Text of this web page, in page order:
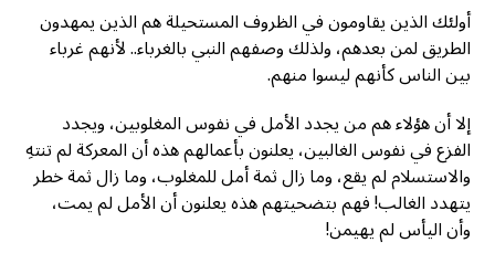
أولئك الذين يقاومون في الظروف المستحيلة هم الذين يمهدون
الطريق لمن بعدهم، ولذلك وصفهم النبي بالغرباء.. لأنهم غرباء
بين الناس كأنهم ليسوا منهم.
إلا أن هؤلاء هم من يجدد الأمل في نفوس المغلوبين، ويجدد
الفزع في نفوس الغالبين، يعلنون بأعمالهم هذه أن المعركة لم تنتهِ
والاستسلام لم يقع، وما زال ثمة أمل للمغلوب، وما زال ثمة خطر
يتهدد الغالب! فهم بتضحيتهم هذه يعلنون أن الأمل لم يمت،
وأن اليأس لم يهيمن!